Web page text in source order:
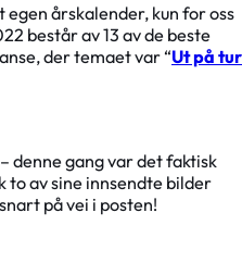
egen årskalender, kun for oss
består av 13 av de beste
der temaet var “Ut på tur
denne gang var det faktisk
av sine innsendte bilder
på vei i posten!